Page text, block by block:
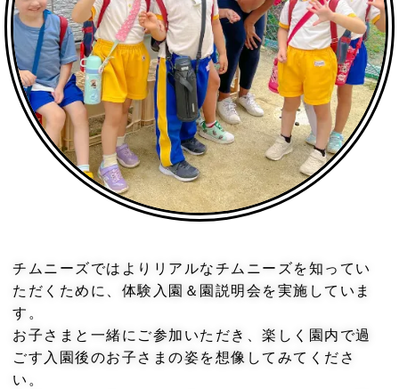
チムニーズではよりリアルなチムニーズを知ってい
ただくために、体験入園＆園説明会を実施していま
す。
お子さまと一緒にご参加いただき、楽しく園内で過
ごす入園後のお子さまの姿を想像してみてくださ
い。